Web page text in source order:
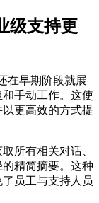
级支持更
在早期阶段就展
手动工作。这使
更高效的方式提
所有相关对话、
精简摘要。这种
员工与支持人员